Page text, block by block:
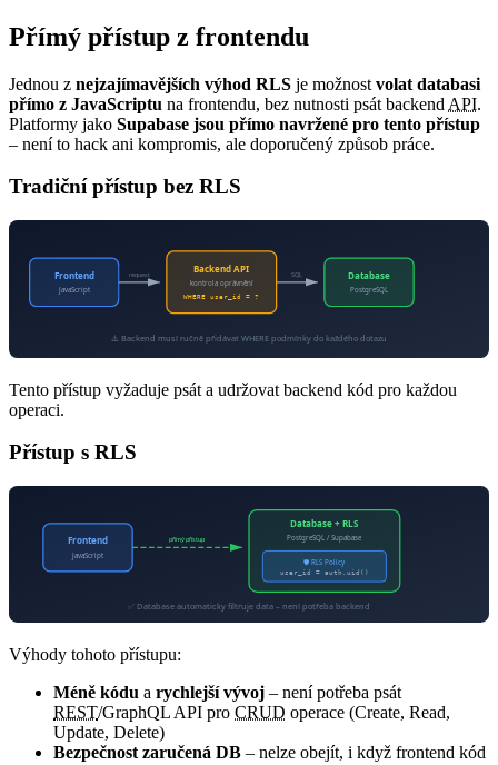
Přímý přístup z frontendu
Jednou z nejzajímavějších výhod RLS je možnost volat databasi
přímo z JavaScriptu na frontendu, bez nutnosti psát backend API.
Platformy jako Supabase jsou přímo navržené pro tento přístup
– není to hack ani kompromis, ale doporučený způsob práce.
Tradiční přístup bez RLS
Frontend
JavaScript
Backend API
kontrola oprávnění
WHERE user_id = ?
Database
PostgreSQL
request SQL
⚠️ Backend musí ručně přidávat WHERE podmínky do každého dotazu
Tento přístup vyžaduje psát a udržovat backend kód pro každou
operaci.
Přístup s RLS
Frontend
JavaScript
Database + RLS
PostgreSQL / Supabase
🛡️ RLS Policy
user_id = auth.uid()
přímý přístup
✅ Database automaticky filtruje data – není potřeba backend
Výhody tohoto přístupu:
Méně kódu a rychlejší vývoj – není potřeba psát
REST/GraphQL API pro CRUD operace (Create, Read,
Update, Delete)
Bezpečnost zaručená DB – nelze obejít, i když frontend kód